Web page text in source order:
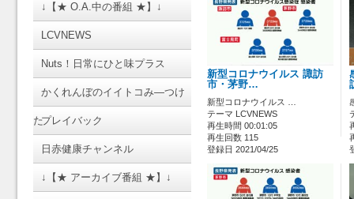
↓【★ O.A.中の番組 ★】↓
LCVNEWS
Nuts！日常にひと味プラス
かくれんぼのイイトコみ―つけ
たプレイバック
日赤健康チャンネル
↓【★ アーカイブ番組 ★】↓
新型コロナウイルス 諏訪
市・茅野…
新型コロナウイルス …
テーマ LCVNEWS
再生時間 00:01:05
再生回数 115
登録日 2021/04/25